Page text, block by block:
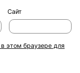
Сайт
этом браузере для